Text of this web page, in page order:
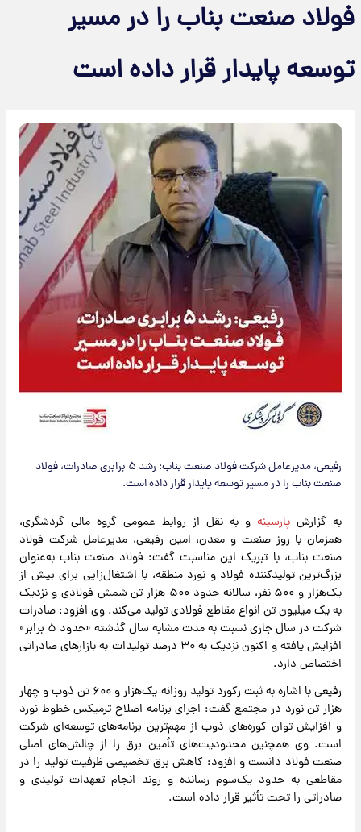
فولاد صنعت بناب را در مسیر
توسعه پایدار قرار داده است
رفیعی، مدیرعامل شرکت فولاد صنعت بناب: رشد ۵ برابری صادرات، فولاد
صنعت بناب را در مسیر توسعه پایدار قرار داده است.
به گزارش پارسینه و به نقل از روابط عمومی گروه مالی گردشگری،
همزمان با روز صنعت و معدن، امین رفیعی، مدیرعامل شرکت فولاد
صنعت بناب، با تبریک این مناسبت گفت: فولاد صنعت بناب به‌عنوان
بزرگ‌ترین تولیدکننده فولاد و نورد منطقه، با اشتغال‌زایی برای بیش از
یک‌هزار و ۵۰۰ نفر، سالانه حدود ۵۰۰ هزار تن شمش فولادی و نزدیک
به یک میلیون تن انواع مقاطع فولادی تولید می‌کند. وی افزود: صادرات
شرکت در سال جاری نسبت به مدت مشابه سال گذشته «حدود ۵ برابر»
افزایش یافته و اکنون نزدیک به ۳۰ درصد تولیدات به بازارهای صادراتی
اختصاص دارد.
رفیعی با اشاره به ثبت رکورد تولید روزانه یک‌هزار و ۶۰۰ تن ذوب و چهار
هزار تن نورد در مجتمع گفت: اجرای برنامه اصلاح ترمیکس خطوط نورد
و افزایش توان کوره‌های ذوب از مهم‌ترین برنامه‌های توسعه‌ای شرکت
است. وی همچنین محدودیت‌های تأمین برق را از چالش‌های اصلی
صنعت فولاد دانست و افزود: کاهش برق تخصیصی ظرفیت تولید را در
مقاطعی به حدود یک‌سوم رسانده و روند انجام تعهدات تولیدی و
صادراتی را تحت تأثیر قرار داده است.